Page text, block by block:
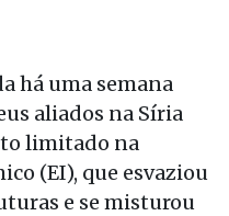
há uma semana
aliados na Síria
limitado na
(EI), que esvaziou
e se misturou